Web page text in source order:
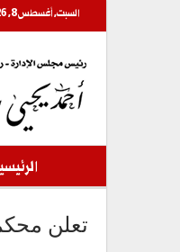
السبت, أغسطس 8, 2026
تعلن